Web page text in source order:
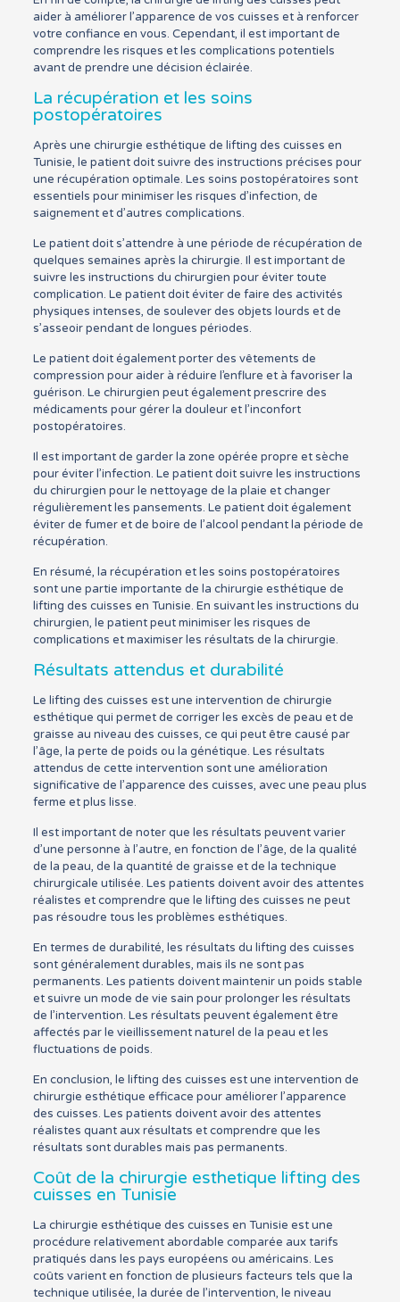
aider à améliorer l’apparence de vos cuisses et à renforcer
votre confiance en vous. Cependant, il est important de
comprendre les risques et les complications potentiels
avant de prendre une décision éclairée.
La récupération et les soins
postopératoires
Après une chirurgie esthétique de lifting des cuisses en
Tunisie, le patient doit suivre des instructions précises pour
une récupération optimale. Les soins postopératoires sont
essentiels pour minimiser les risques d’infection, de
saignement et d’autres complications.
Le patient doit s’attendre à une période de récupération de
quelques semaines après la chirurgie. Il est important de
suivre les instructions du chirurgien pour éviter toute
complication. Le patient doit éviter de faire des activités
physiques intenses, de soulever des objets lourds et de
s’asseoir pendant de longues périodes.
Le patient doit également porter des vêtements de
compression pour aider à réduire l’enflure et à favoriser la
guérison. Le chirurgien peut également prescrire des
médicaments pour gérer la douleur et l’inconfort
postopératoires.
Il est important de garder la zone opérée propre et sèche
pour éviter l’infection. Le patient doit suivre les instructions
du chirurgien pour le nettoyage de la plaie et changer
régulièrement les pansements. Le patient doit également
éviter de fumer et de boire de l’alcool pendant la période de
récupération.
En résumé, la récupération et les soins postopératoires
sont une partie importante de la chirurgie esthétique de
lifting des cuisses en Tunisie. En suivant les instructions du
chirurgien, le patient peut minimiser les risques de
complications et maximiser les résultats de la chirurgie.
Résultats attendus et durabilité
Le lifting des cuisses est une intervention de chirurgie
esthétique qui permet de corriger les excès de peau et de
graisse au niveau des cuisses, ce qui peut être causé par
l’âge, la perte de poids ou la génétique. Les résultats
attendus de cette intervention sont une amélioration
significative de l’apparence des cuisses, avec une peau plus
ferme et plus lisse.
Il est important de noter que les résultats peuvent varier
d’une personne à l’autre, en fonction de l’âge, de la qualité
de la peau, de la quantité de graisse et de la technique
chirurgicale utilisée. Les patients doivent avoir des attentes
réalistes et comprendre que le lifting des cuisses ne peut
pas résoudre tous les problèmes esthétiques.
En termes de durabilité, les résultats du lifting des cuisses
sont généralement durables, mais ils ne sont pas
permanents. Les patients doivent maintenir un poids stable
et suivre un mode de vie sain pour prolonger les résultats
de l’intervention. Les résultats peuvent également être
affectés par le vieillissement naturel de la peau et les
fluctuations de poids.
En conclusion, le lifting des cuisses est une intervention de
chirurgie esthétique efficace pour améliorer l’apparence
des cuisses. Les patients doivent avoir des attentes
réalistes quant aux résultats et comprendre que les
résultats sont durables mais pas permanents.
Coût de la chirurgie esthetique lifting des
cuisses en Tunisie
La chirurgie esthétique des cuisses en Tunisie est une
procédure relativement abordable comparée aux tarifs
pratiqués dans les pays européens ou américains. Les
coûts varient en fonction de plusieurs facteurs tels que la
technique utilisée, la durée de l’intervention, le niveau